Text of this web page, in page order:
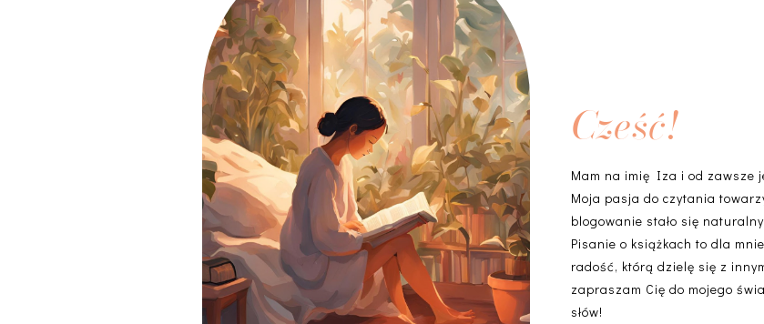
Cześć!
Mam na imię Iza i od zawsze
Moja pasja do czytania
blogowanie stało się
Pisanie o książkach to dla
radość, którą dzielę się z
zapraszam Cię do mojego
słów!